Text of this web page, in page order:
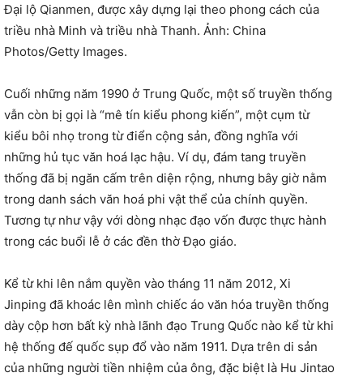
Đại lộ Qianmen, được xây dựng lại theo phong cách của
triều nhà Minh và triều nhà Thanh. Ảnh: China
Photos/Getty Images.
Cuối những năm 1990 ở Trung Quốc, một số truyền thống
vẫn còn bị gọi là “mê tín kiểu phong kiến”, một cụm từ
kiểu bôi nhọ trong từ điển cộng sản, đồng nghĩa với
những hủ tục văn hoá lạc hậu. Ví dụ, đám tang truyền
thống đã bị ngăn cấm trên diện rộng, nhưng bây giờ nằm
trong danh sách văn hoá phi vật thể của chính quyền.
Tương tự như vậy với dòng nhạc đạo vốn được thực hành
trong các buổi lễ ở các đền thờ Đạo giáo.
Kể từ khi lên nắm quyền vào tháng 11 năm 2012, Xi
Jinping đã khoác lên mình chiếc áo văn hóa truyền thống
dày cộp hơn bất kỳ nhà lãnh đạo Trung Quốc nào kể từ khi
hệ thống đế quốc sụp đổ vào năm 1911. Dựa trên di sản
của những người tiền nhiệm của ông, đặc biệt là Hu Jintao